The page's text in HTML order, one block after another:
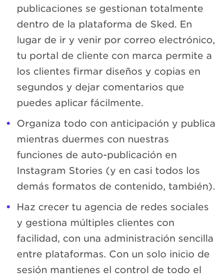
publicaciones se gestionan totalmente
dentro de la plataforma de Sked. En
lugar de ir y venir por correo electrónico,
tu portal de cliente con marca permite a
los clientes firmar diseños y copias en
segundos y dejar comentarios que
puedes aplicar fácilmente.
Organiza todo con anticipación y publica
mientras duermes con nuestras
funciones de auto-publicación en
Instagram Stories (y en casi todos los
demás formatos de contenido, también).
Haz crecer tu agencia de redes sociales
y gestiona múltiples clientes con
facilidad, con una administración sencilla
entre plataformas. Con un solo inicio de
sesión mantienes el control de todo el